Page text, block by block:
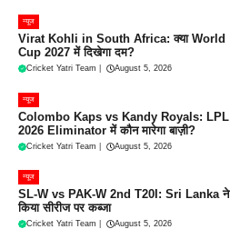
न्यूज
Virat Kohli in South Africa: क्या World
Cup 2027 में दिखेगा दम?
Cricket Yatri Team August 5, 2026
न्यूज
Colombo Kaps vs Kandy Royals: LPL
2026 Eliminator में कौन मारेगा बाज़ी?
Cricket Yatri Team August 5, 2026
न्यूज
SL-W vs PAK-W 2nd T20I: Sri Lanka ने
किया सीरीज पर कब्जा
Cricket Yatri Team August 5, 2026